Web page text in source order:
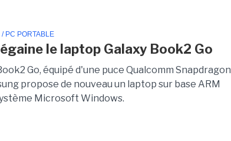
/ PC PORTABLE
le laptop Galaxy Book2 Go
Go, équipé d'une puce Qualcomm Snapdragon
propose de nouveau un laptop sur base ARM
Microsoft Windows.